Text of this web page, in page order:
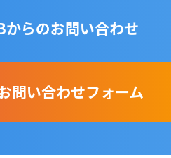
からのお問い合わせ
問い合わせフォーム